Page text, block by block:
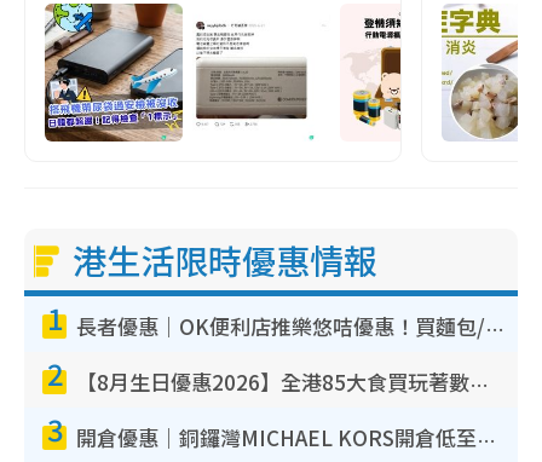
港生活限時優惠情報
1 長者優惠｜OK便利店推樂悠咭優惠！買麵包/牛奶/保健品拍卡即減
2 【8月生日優惠2026】全港85大食買玩著數攻略 自助餐/火鍋放題同行免費＋誠品/DONKI送現金券
3 開倉優惠｜銅鑼灣MICHAEL KORS開倉低至17折！直擊$500起買手袋/銀包/鞋款 必買經典Jet Set系列